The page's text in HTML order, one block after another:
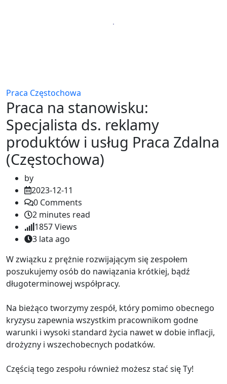
Praca Częstochowa
Praca na stanowisku:
Specjalista ds. reklamy
produktów i usług Praca Zdalna
(Częstochowa)
by
2023-12-11
0 Comments
2 minutes read
1857Views
3 lata ago
W związku z prężnie rozwijającym się zespołem
poszukujemy osób do nawiązania krótkiej, bądź
długoterminowej współpracy.
Na bieżąco tworzymy zespół, który pomimo obecnego
kryzysu zapewnia wszystkim pracownikom godne
warunki i wysoki standard życia nawet w dobie inflacji,
drożyzny i wszechobecnych podatków.
Częścią tego zespołu również możesz stać się Ty!